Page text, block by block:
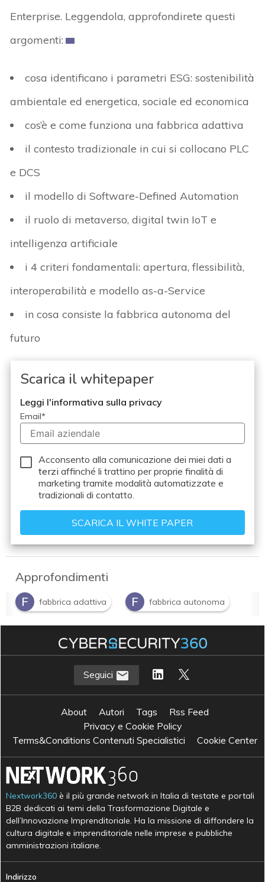
Enterprise. Leggendola, approfondirete questi
argomenti:
cosa identificano i parametri ESG: sostenibilità
ambientale ed energetica, sociale ed economica
cos’è e come funziona una fabbrica adattiva
il contesto tradizionale in cui si collocano PLC
e DCS
il modello di Software-Defined Automation
il ruolo di metaverso, digital twin IoT e
intelligenza artificiale
i 4 criteri fondamentali: apertura, flessibilità,
interoperabilità e modello as-a-Service
in cosa consiste la fabbrica autonoma del
futuro
Scarica il whitepaper
Leggi l'informativa sulla privacy
Email*
Acconsento alla comunicazione dei miei dati a
terzi affinché li trattino per proprie finalità di
marketing tramite modalità automatizzate e
tradizionali di contatto.
Approfondimenti
F
fabbrica adattiva F fabbrica autonoma
Seguici
About Autori Tags
Rss Feed
Privacy e Cookie Policy
Terms&Conditions Contenuti Specialistici
Cookie Center
Nextwork360 è il più grande network in Italia di testate e portali
B2B dedicati ai temi della Trasformazione Digitale e
dell’Innovazione Imprenditoriale. Ha la missione di diffondere la
cultura digitale e imprenditoriale nelle imprese e pubbliche
amministrazioni italiane.
Indirizzo